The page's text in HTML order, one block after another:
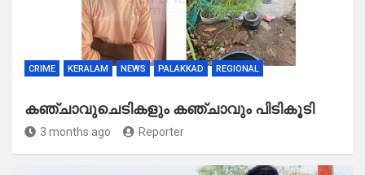
CRIME KERALAM NEWS PALAKKAD REGIONAL
കഞ്ചാവുചെടികളും കഞ്ചാവും പിടികൂടി
3 months ago Reporter